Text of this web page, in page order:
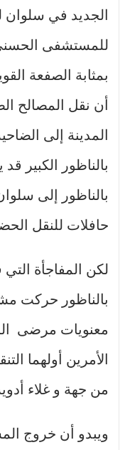
الجديد في سلوان
للمستشفى
بمثابة الصفعة
أن نقل المصالح
المدينة إلى
بالناظور الكبير
بالناظور إلى
حافلات للنقل
لكن المفاجأة
بالناظور حركت
معنويات مرضى
الأمرين أولهما
من جهة و غلاء
ويبدو أن خروج